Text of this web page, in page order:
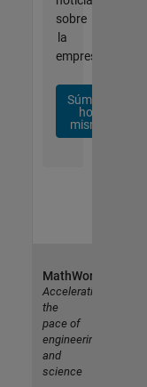
sobre
la
empresa.
Súmese
hoy
mismo
MathWorks
Accelerating
the
pace of
engineering
and
science